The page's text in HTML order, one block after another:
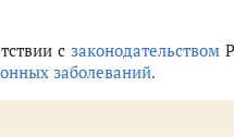
сзаконодательством
заболеваний.